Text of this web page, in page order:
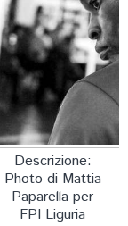
Descrizione:
Photo di Mattia
Paparella per
FPI Liguria